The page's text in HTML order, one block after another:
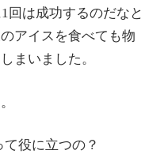
回は成功するのだなと
アイスを食べても物
まいました。
役に立つの？